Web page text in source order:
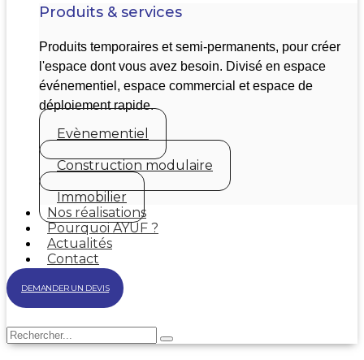
Produits & services
Produits temporaires et semi-permanents, pour créer
l'espace dont vous avez besoin. Divisé en espace
événementiel, espace commercial et espace de
déploiement rapide.
Evènementiel
Construction modulaire
Immobilier
Nos réalisations
Pourquoi AYUF ?
Actualités
Contact
DEMANDER UN DEVIS